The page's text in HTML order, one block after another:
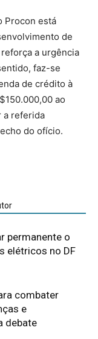
Procon está
de
a urgência
faz-se
de crédito à
ao
a referida
do ofício.
permanente o
elétricos no DF
combater
e
debate